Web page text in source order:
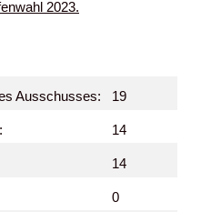
2023.
Ausschusses: 19
14
14
0